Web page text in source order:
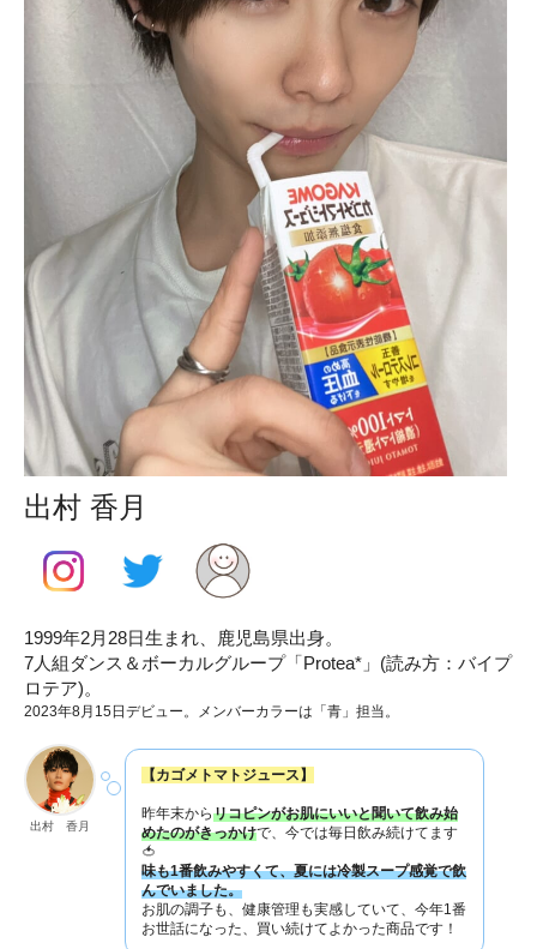
出村 香月
1999年2月28日生まれ、鹿児島県出身。
7人組ダンス＆ボーカルグループ「Protea*」(読み方：バイプ
ロテア)。
2023年8月15日デビュー。メンバーカラーは「青」担当。
出村 香月
【カゴメトマトジュース】
昨年末からリコピンがお肌にいいと聞いて飲み始
めたのがきっかけで、今では毎日飲み続けてます
🍅
味も1番飲みやすくて、夏には冷製スープ感覚で飲
んでいました。
お肌の調子も、健康管理も実感していて、今年1番
お世話になった、買い続けてよかった商品です！